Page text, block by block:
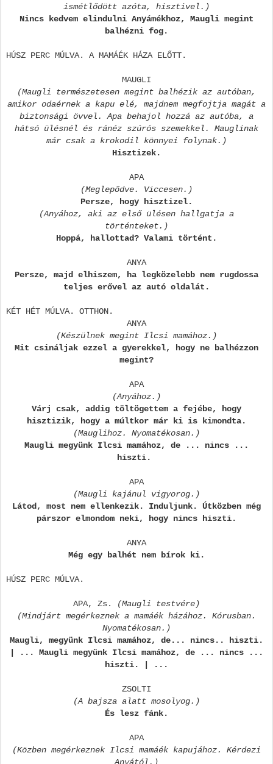
ismétlődött azóta, hisztivel.)
Nincs kedvem elindulni Anyámékhoz, Maugli megint
balhézni fog.
HÚSZ PERC MÚLVA. A MAMÁÉK HÁZA ELŐTT.
MAUGLI
(Maugli természetesen megint balhézik az autóban,
amikor odaérnek a kapu elé, majdnem megfojtja magát a
biztonsági övvel. Apa behajol hozzá az autóba, a
hátsó ülésnél és ránéz szúrós szemekkel. Mauglinak
már csak a krokodil könnyei folynak.)
Hisztizek.
APA
(Meglepődve. Viccesen.)
Persze, hogy hisztizel.
(Anyához, aki az első ülésen hallgatja a
történteket.)
Hoppá, hallottad? Valami történt.
ANYA
Persze, majd elhiszem, ha legközelebb nem rugdossa
teljes erővel az autó oldalát.
KÉT HÉT MÚLVA. OTTHON.
ANYA
(Készülnek megint Ilcsi mamához.)
Mit csináljak ezzel a gyerekkel, hogy ne balhézzon
megint?
APA
(Anyához.)
Várj csak, addig töltögettem a fejébe, hogy
hisztizik, hogy a múltkor már ki is kimondta.
(Mauglihoz. Nyomatékosan.)
Maugli megyünk Ilcsi mamához, de ... nincs ...
hiszti.
APA
(Maugli kajánul vigyorog.)
Látod, most nem ellenkezik. Induljunk. Útközben még
párszor elmondom neki, hogy nincs hiszti.
ANYA
Még egy balhét nem bírok ki.
HÚSZ PERC MÚLVA.
APA, Zs.
(Maugli testvére)
(Mindjárt megérkeznek a mamáék házához. Kórusban.
Nyomatékosan.)
Maugli, megyünk Ilcsi mamához, de... nincs.. hiszti.
| ... Maugli megyünk Ilcsi mamához, de ... nincs ...
hiszti. | ...
ZSOLTI
(A bajsza alatt mosolyog.)
És lesz fánk.
APA
(Közben megérkeznek Ilcsi mamáék kapujához. Kérdezi